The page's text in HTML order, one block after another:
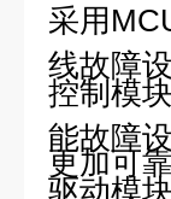
采用
线故障
控制模
能故障
更加可
驱动模